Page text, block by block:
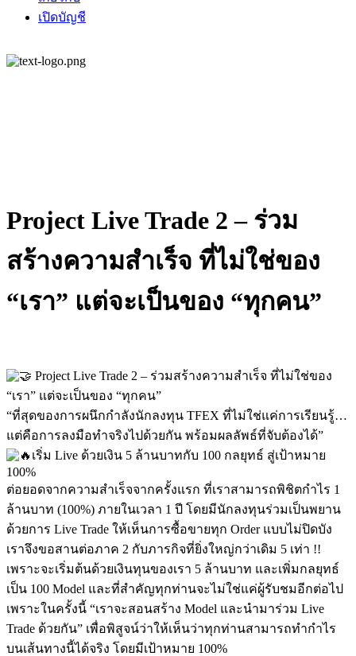
เปิดบัญชี
Project Live Trade 2 – ร่วม
สร้างความสำเร็จ ที่ไม่ใช่ของ
“เรา” แต่จะเป็นของ “ทุกคน”
Project Live Trade 2 – ร่วมสร้างความสำเร็จ ที่ไม่ใช่ของ
“เรา” แต่จะเป็นของ “ทุกคน”
“ที่สุดของการผนึกกำลังนักลงทุน TFEX ที่ไม่ใช่แค่การเรียนรู้…
แต่คือการลงมือทำจริงไปด้วยกัน พร้อมผลลัพธ์ที่จับต้องได้”
เริ่ม Live ด้วยเงิน 5 ล้านบาทกับ 100 กลยุทธ์ สู่เป้าหมาย
100%
ต่อยอดจากความสำเร็จจากครั้งแรก ที่เราสามารถพิชิตกำไร 1
ล้านบาท (100%) ภายในเวลา 1 ปี โดยมีนักลงทุนร่วมเป็นพยาน
ด้วยการ Live Trade ให้เห็นการซื้อขายทุก Order แบบไม่ปิดบัง
เราจึงขอสานต่อภาค 2 กับภารกิจที่ยิ่งใหญ่กว่าเดิม 5 เท่า !!
เพราะจะเริ่มต้นด้วยเงินทุนของเรา 5 ล้านบาท และเพิ่มกลยุทธ์
เป็น 100 Model และที่สำคัญทุกท่านจะไม่ใช่แค่ผู้รับชมอีกต่อไป
เพราะในครั้งนี้ “เราจะสอนสร้าง Model และนำมาร่วม Live
Trade ด้วยกัน” เพื่อพิสูจน์ว่าให้เห็นว่าทุกท่านสามารถทำกำไร
บนเส้นทางนี้ได้จริง โดยมีเป้าหมาย 100%